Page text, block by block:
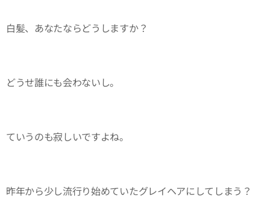
白髪、あなたならどうしますか？
どうせ誰にも会わないし。
ていうのも寂しいですよね。
昨年から少し流行り始めていたグレイヘアにしてしまう？